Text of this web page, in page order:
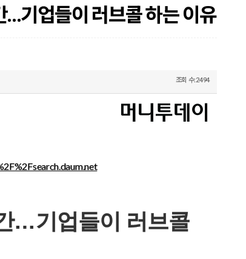
기업들이 러브콜 하는 이유
조회 수:2494
…기업들이 러브콜